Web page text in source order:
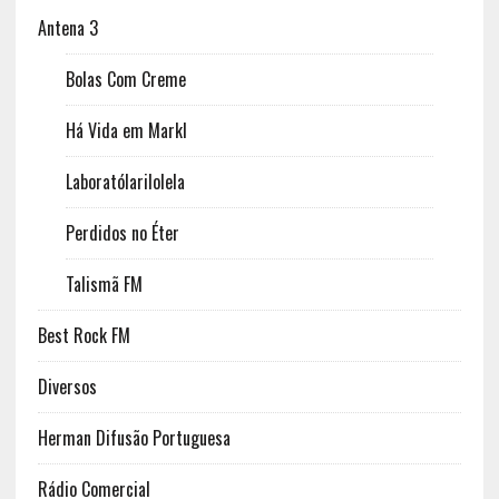
Antena 3
Bolas Com Creme
Há Vida em Markl
Laboratólarilolela
Perdidos no Éter
Talismã FM
Best Rock FM
Diversos
Herman Difusão Portuguesa
Rádio Comercial